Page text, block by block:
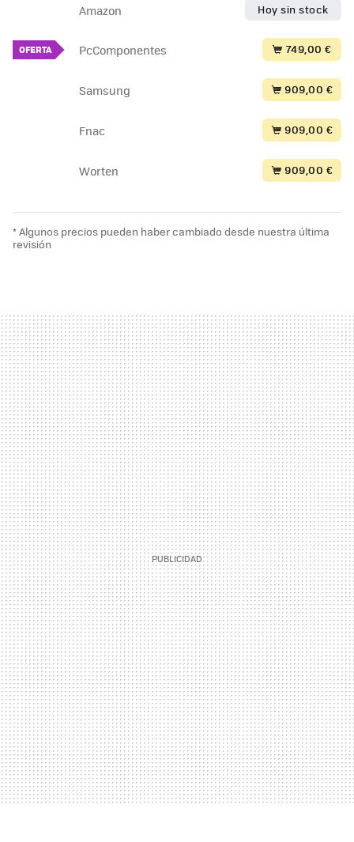
Amazon Hoy sin stock
OFERTA PcComponentes 749,00 €
Samsung 909,00 €
Fnac 909,00 €
Worten 909,00 €
* Algunos precios pueden haber cambiado desde nuestra última
revisión